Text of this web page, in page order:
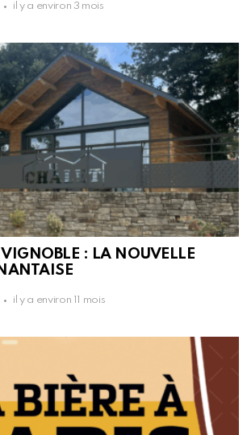
il y a environ 3 mois
VIGNOBLE : LA NOUVELLE
il y a environ 11 mois